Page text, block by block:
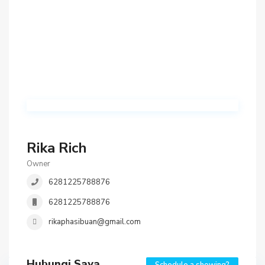
Rika Rich
Owner
6281225788876
6281225788876
rikaphasibuan@gmail.com